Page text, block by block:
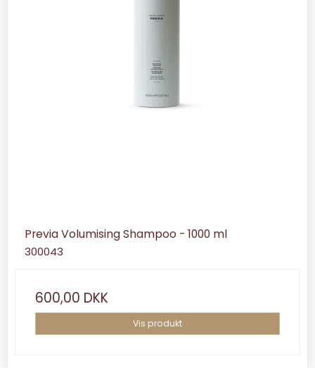
Previa Volumising Shampoo - 1000 ml
300043
600,00 DKK
Vis produkt